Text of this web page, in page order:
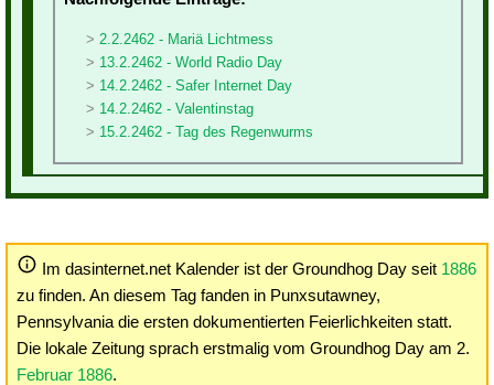
2.2.2462 - Mariä Lichtmess
13.2.2462 - World Radio Day
14.2.2462 - Safer Internet Day
14.2.2462 - Valentinstag
15.2.2462 - Tag des Regenwurms
Im dasinternet.net Kalender ist der Groundhog Day seit 1886
zu finden. An diesem Tag fanden in Punxsutawney,
Pennsylvania die ersten dokumentierten Feierlichkeiten statt.
Die lokale Zeitung sprach erstmalig vom Groundhog Day am 2.
Februar 1886.